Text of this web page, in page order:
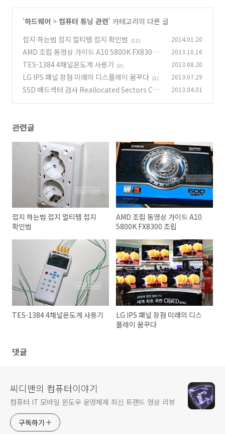
'하드웨어 > 컴퓨터 튜닝 관련' 카테고리의 다른 글
접지 하는법 접지 멀티탭 접지 확인법
(11) 2014.01.20
AMD 조립 동영상 가이드 A10 5800K FX8300
조립
(25)
2013.10.16
TES-1384 4채널온도계 사용기 (2) 2013.08.20
LG IPS 패널 장점 미래의 디스플레이 꿈꾸다 (1) 2013.07.29
SSD 배드섹터 검사 Reallocated Sectors Cou
2013.04.01
관련글
접지 하는법 접지 멀티탭 접지
확인법
AMD 조립 동영상 가이드 A10
5800K FX8300 조립
TES-1384 4채널온도계 사용기
LG IPS 패널 장점 미래의 디스
플레이 꿈꾸다
댓글
씨디맨의 컴퓨터이야기
컴퓨터 IT 모바일 윈도우 운영체제 최신 트랜드 영상 리뷰
구독하기